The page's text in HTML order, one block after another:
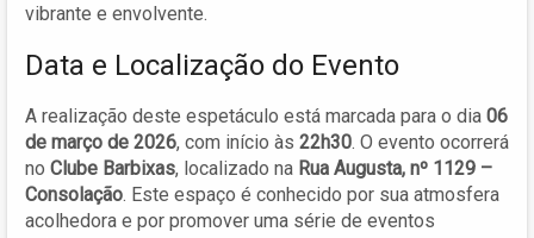
vibrante e envolvente.
Data e Localização do Evento
A realização deste espetáculo está marcada para o dia 06
de março de 2026, com início às 22h30. O evento ocorrerá
no Clube Barbixas, localizado na Rua Augusta, nº 1129 –
Consolação. Este espaço é conhecido por sua atmosfera
acolhedora e por promover uma série de eventos